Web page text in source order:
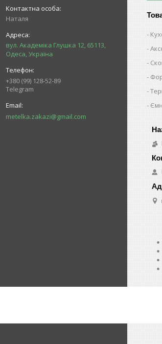
Наталя
вул. Академіка Глушка 12, 65113,
Одеса, Україна
+380 (99) 128-52-89
Telegram
metelka.zakazi@gmail.com